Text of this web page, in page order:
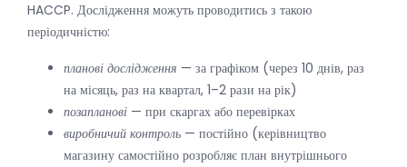
HACCP. Дослідження можуть проводитись з такою
періодичністю:
планові дослідження — за графіком (через 10 днів, раз
на місяць, раз на квартал, 1–2 рази на рік)
позапланові — при скаргах або перевірках
виробничий контроль — постійно (керівництво
магазину самостійно розробляє план внутрішнього